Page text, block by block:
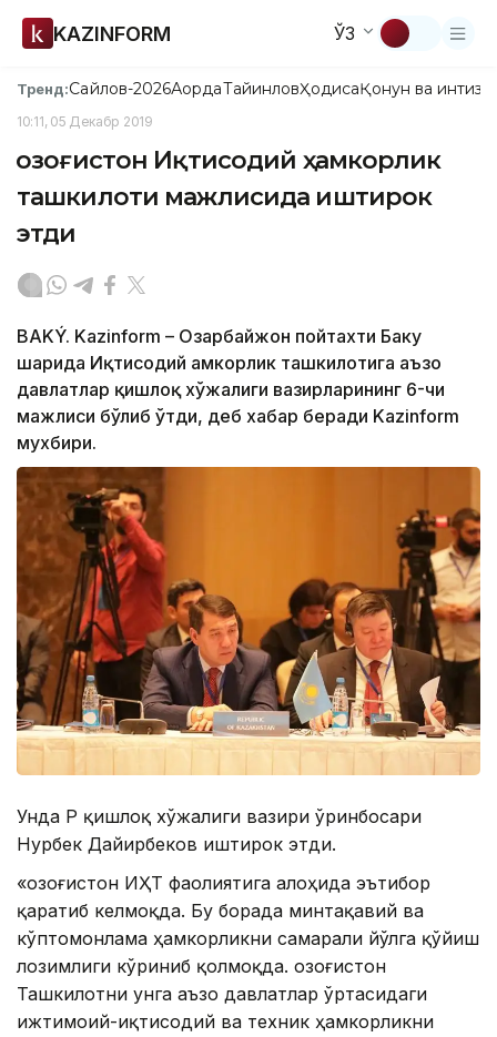
KAZINFORM ЎЗ
Тренд:Сайлов-2026АқордаТайинловҲодисаҚонун ва
10:11, 05 Декабр 2019
Қозоғистон Иқтисодий ҳамкорлик
ташкилоти мажлисида иштирок
этди
BAKÝ. Kazinform – Озарбайжон пойтахти Баку
шаҳрида Иқтисодий ҳамкорлик ташкилотига аъзо
давлатлар қишлоқ хўжалиги вазирларининг 6-чи
мажлиси бўлиб ўтди, деб хабар беради Kazinform
мухбири.
Унда ҚР қишлоқ хўжалиги вазири ўринбосари
Нурбек Дайирбеков иштирок этди.
«Қозоғистон ИҲТ фаолиятига алоҳида эътибор
қаратиб келмоқда. Бу борада минтақавий ва
кўптомонлама ҳамкорликни самарали йўлга қўйиш
лозимлиги кўриниб қолмоқда. Қозоғистон
Ташкилотни унга аъзо давлатлар ўртасидаги
ижтимоий-иқтисодий ва техник ҳамкорликни